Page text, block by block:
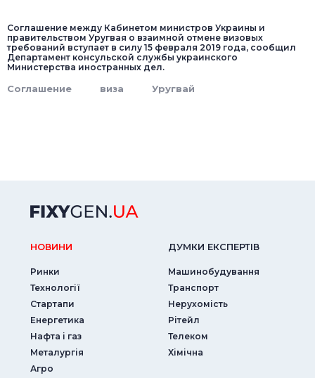
Соглашение между Кабинетом министров Украины и
правительством Уругвая о взаимной отмене визовых
требований вступает в силу 15 февраля 2019 года, сообщил
Департамент консульской службы украинского
Министерства иностранных дел.
Соглашение виза Уругвай
НОВИНИ
Ринки
Технології
Стартапи
Енергетика
Нафта і газ
Металургія
Агро
ДУМКИ ЕКСПЕРТIВ
Машинобудування
Транспорт
Нерухомість
Рітейл
Телеком
Хімічна